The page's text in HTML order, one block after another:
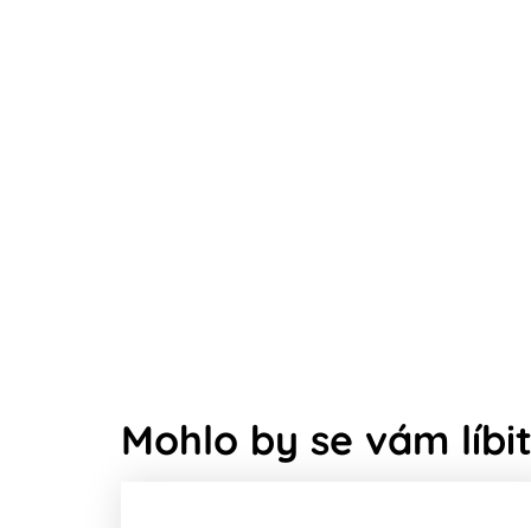
Mohlo by se vám